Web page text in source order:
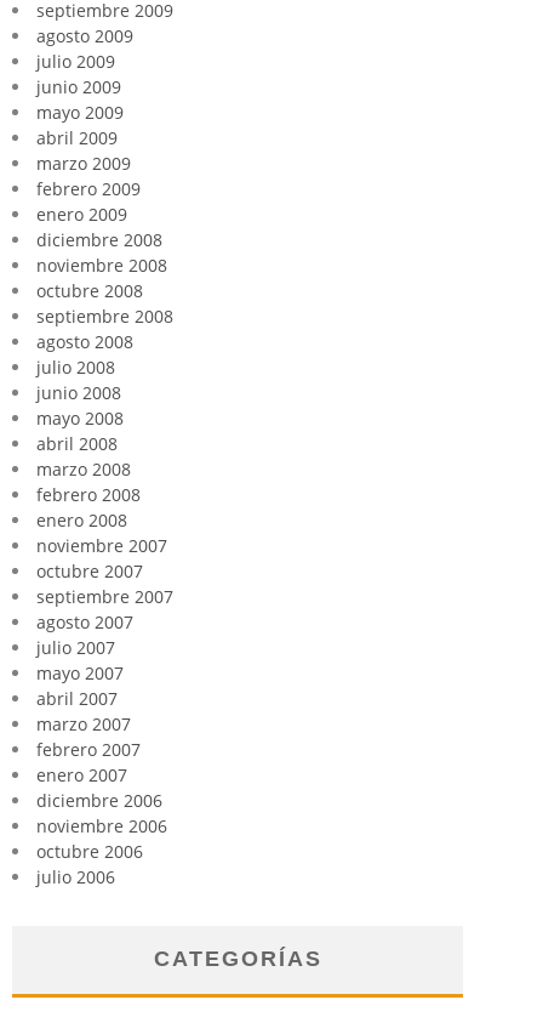
septiembre 2009
agosto 2009
julio 2009
junio 2009
mayo 2009
abril 2009
marzo 2009
febrero 2009
enero 2009
diciembre 2008
noviembre 2008
octubre 2008
septiembre 2008
agosto 2008
julio 2008
junio 2008
mayo 2008
abril 2008
marzo 2008
febrero 2008
enero 2008
noviembre 2007
octubre 2007
septiembre 2007
agosto 2007
julio 2007
mayo 2007
abril 2007
marzo 2007
febrero 2007
enero 2007
diciembre 2006
noviembre 2006
octubre 2006
julio 2006
CATEGORÍAS